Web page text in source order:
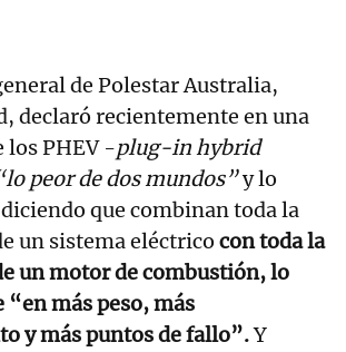
de Polestar Australia,
declaró recientemente en una
los PHEV -plug-in hybrid
peor de dos mundos”y lo
que combinan toda la
un sistema eléctrico con toda la
un motor de combustión, lo
“en más peso, más
y más puntos de fallo”.Y